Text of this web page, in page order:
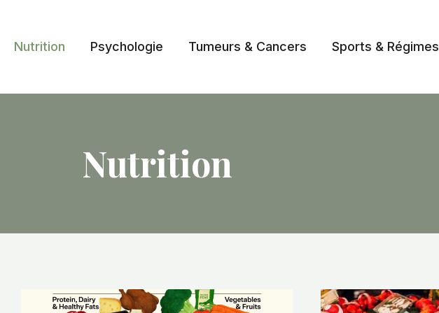
Nutrition Psychologie Tumeurs & Cancers Sports & Régimes
Nutrition